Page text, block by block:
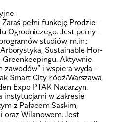
Zaraś pełni funk­cję Pro­dzie­
Ogrod­ni­czego. Jest pomy­
stu­diów, m.in.:
Susta­ina­ble Hor­
Aktyw­nie
zawo­dów” i wspiera wyda­
Smart City Łódź/War­szawa,
Expo PTAK Nada­rzyn.
insty­tu­cjami w zakre­sie
z Pała­cem Saskim,
oraz Wila­no­wem. Jest